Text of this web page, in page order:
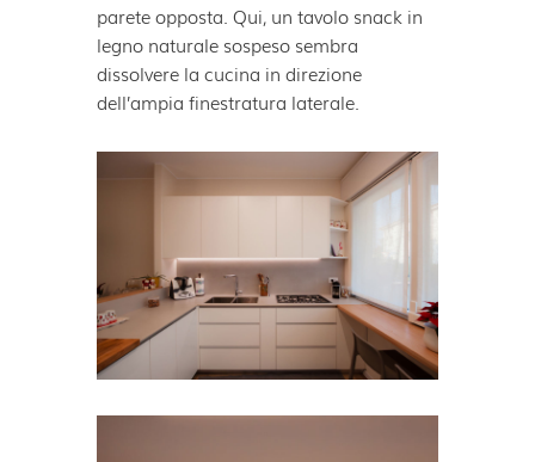
parete opposta. Qui, un tavolo snack in
legno naturale sospeso sembra
dissolvere la cucina in direzione
dell’ampia finestratura laterale.